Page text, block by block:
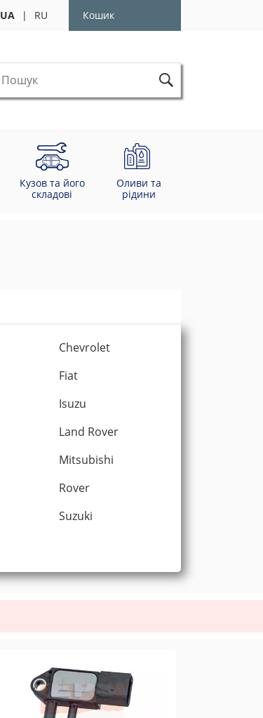
UA | RU Кошик
Кузов та його
складові
Оливи та
рідини
Chevrolet
Fiat
Isuzu
Land Rover
Mitsubishi
Rover
Suzuki